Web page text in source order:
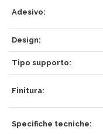
Adesivo:
Design:
Tipo supporto:
Finitura:
Specifiche tecniche: